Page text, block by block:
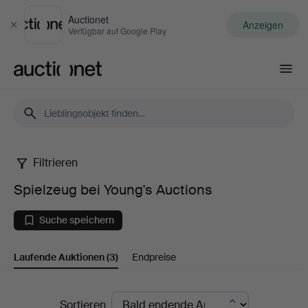
Schließen
Auctionet
Verfügbar auf Google Play Anzeigen
Spielzeug
bei
Young's
Auctions
Filtrieren
Spielzeug bei Young's Auctions
Suche speichern
Laufende Auktionen(3) Endpreise
LaufendeSortieren